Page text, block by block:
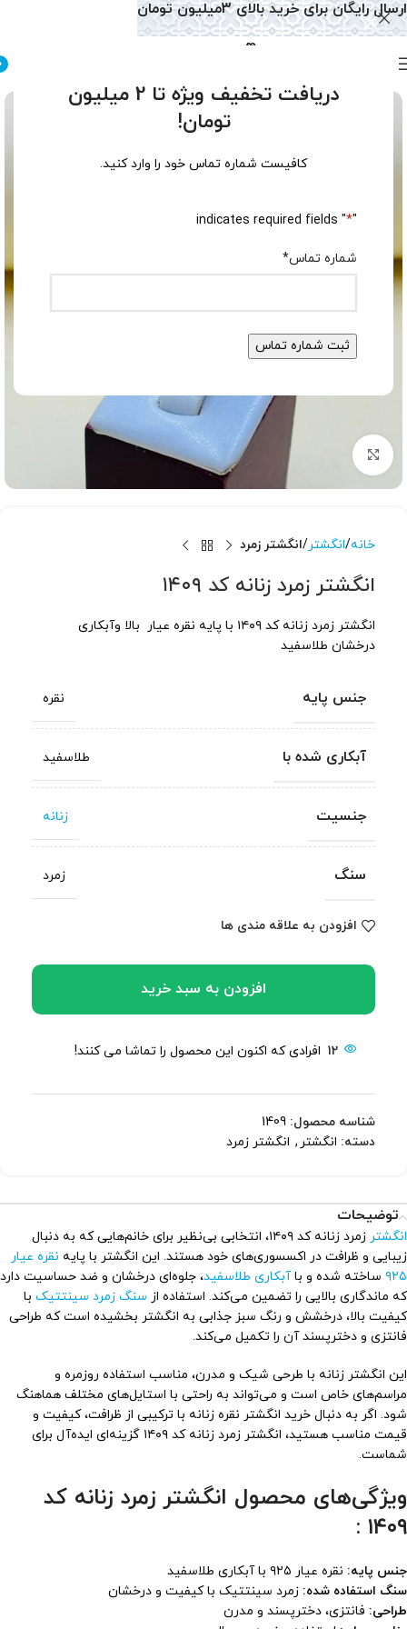
دریافت تخفیف ویژه تا 2 میلیون
تومان!
کافیست شماره تماس خود را وارد کنید.
"
*
" indicates required fields
شماره تماس*
برای بزرگنمایی کلیک کنید
خانه انگشتر انگشتر زمرد
انگشتر زمرد زنانه کد ۱۴۰۹
انگشتر زمرد زنانه کد ۱۴۰۹ با پایه نقره عیار بالا وآبکاری
درخشان طلاسفید
جنس پایه نقره
آبکاری شده با طلاسفید
جنسیت زنانه
سنگ زمرد
افزودن به علاقه مندی ها
افزودن به سبد خرید
12 افرادی که اکنون این محصول را تماشا می کنند!
شناسه محصول: 1409
دسته: انگشتر , انگشتر زمرد
توضیحات
انگشتر
زمرد زنانه کد ۱۴۰۹، انتخابی بی‌نظیر برای خانم‌هایی که به دنبال
زیبایی و ظرافت در اکسسوری‌های خود هستند. این انگشتر با پایه نقره عیار
۹۲۵ ساخته شده و باآبکاری طلاسفید، جلوه‌ای درخشان و ضد حساسیت دارد
که ماندگاری بالایی را تضمین می‌کند. استفاده از سنگ زمرد سینتتیک با
کیفیت بالا، درخشش و رنگ سبز جذابی به انگشتر بخشیده است که طراحی
فانتزی و دخترپسند آن را تکمیل می‌کند.
این انگشتر زنانه با طرحی شیک و مدرن، مناسب استفاده روزمره و
مراسم‌های خاص است و می‌تواند به راحتی با استایل‌های مختلف هماهنگ
شود. اگر به دنبال خرید انگشتر نقره زنانه با ترکیبی از ظرافت، کیفیت و
قیمت مناسب هستید، انگشتر زمرد زنانه کد ۱۴۰۹ گزینه‌ای ایده‌آل برای
شماست.
ویژگی‌های محصول انگشتر زمرد زنانه کد
۱۴۰۹ :
جنس پایه: نقره عیار ۹۲۵ با آبکاری طلاسفید
سنگ استفاده شده: زمرد سینتتیک با کیفیت و درخشان
طراحی: فانتزی، دخترپسند و مدرن
ارسال رایگان برای خرید بالای 3میلیون تومان